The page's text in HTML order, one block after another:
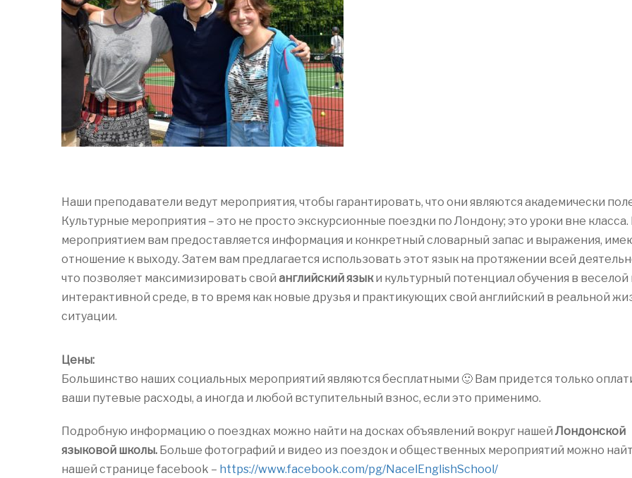
Наши преподаватели ведут мероприятия, чтобы гарантировать, что они являются академически
Культурные мероприятия – это не просто экскурсионные поездки по Лондону; это уроки вне
мероприятием вам предоставляется информация и конкретный словарный запас и выражения,
отношение к выходу. Затем вам предлагается использовать этот язык на протяжении всей
что позволяет максимизировать свой английский языки культурный потенциал обучения в веселой
интерактивной среде, в то время как новые друзья и практикующих свой английский в реальной
ситуации.
Цены:
Большинство наших социальных мероприятий являются бесплатными 🙂 Вам придется только
ваши путевые расходы, а иногда и любой вступительный взнос, если это применимо.
Подробную информацию о поездках можно найти на досках объявлений вокруг нашей Лондонской
языковой школы. Больше фотографий и видео из поездок и общественных мероприятий можно
нашей странице facebook – https://www.facebook.com/pg/NacelEnglishSchool/